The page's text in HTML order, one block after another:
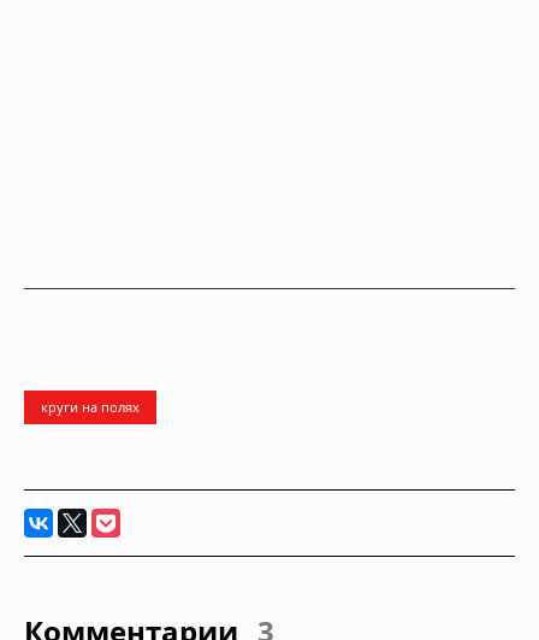
круги на полях
Комментарии 3